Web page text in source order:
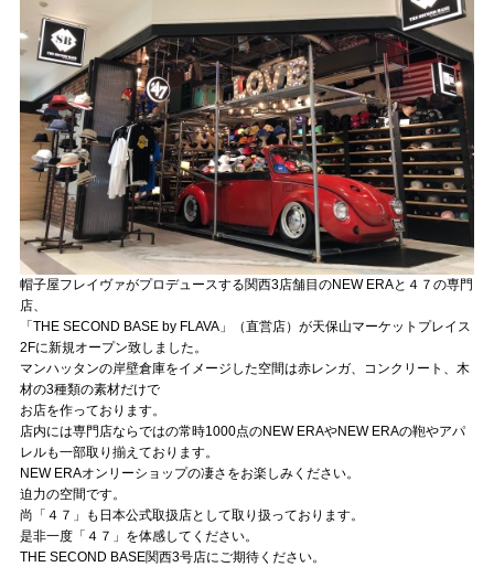
帽子屋フレイヴァがプロデュースする関西3店舗目のNEW ERAと４７の専門
店、
「THE SECOND BASE by FLAVA」（直営店）が天保山マーケットプレイス
2Fに新規オープン致しました。
マンハッタンの岸壁倉庫をイメージした空間は赤レンガ、コンクリート、木
材の3種類の素材だけで
お店を作っております。
店内には専門店ならではの常時1000点のNEW ERAやNEW ERAの鞄やアパ
レルも一部取り揃えております。
NEW ERAオンリーショップの凄さをお楽しみください。
迫力の空間です。
尚「４７」も日本公式取扱店として取り扱っております。
是非一度「４７」を体感してください。
THE SECOND BASE関西3号店にご期待ください。